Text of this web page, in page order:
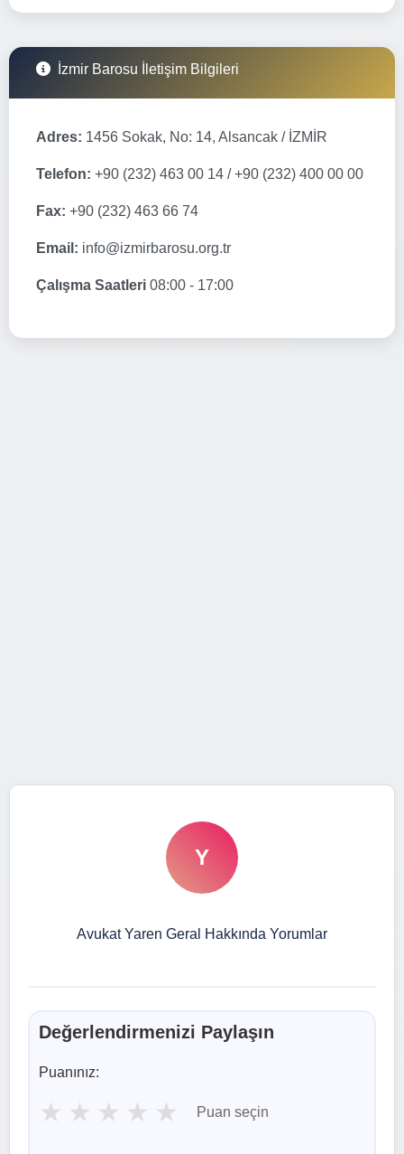
İzmir Barosu İletişim Bilgileri
Adres: 1456 Sokak, No: 14, Alsancak / İZMİR
Telefon: +90 (232) 463 00 14 / +90 (232) 400 00 00
Fax: +90 (232) 463 66 74
Email: info@izmirbarosu.org.tr
Çalışma Saatleri 08:00 - 17:00
Y
Avukat Yaren Geral Hakkında Yorumlar
Değerlendirmenizi Paylaşın
Puanınız:
★ ★ ★ ★ ★ Puan seçin